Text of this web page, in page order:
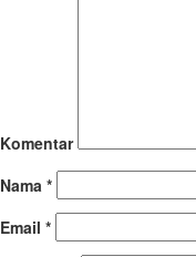
Komentar
Nama *
Email *